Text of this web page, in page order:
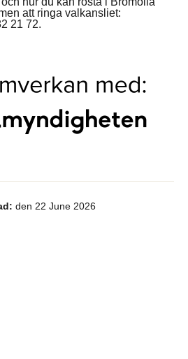
att ringa valkansliet:
21 72.
den 22 June 2026